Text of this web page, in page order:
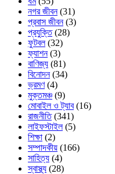
নগর জীবন(31)
প্রবাস জীবন(3)
প্রযুক্তি(28)
ফুটবল(32)
ফ্যাশন(3)
বাণিজ্য (81)
বিনোদন(34)
ভ্রমণ(4)
মুক্তমঞ্চ (9)
মোবাইল ও ট্যাব(16)
রাজনীতি(341)
লাইফস্টাইল(5)
শিক্ষা (2)
সম্পাদকীয় (166)
সাহিত্য (4)
স্বাস্থ্য (28)